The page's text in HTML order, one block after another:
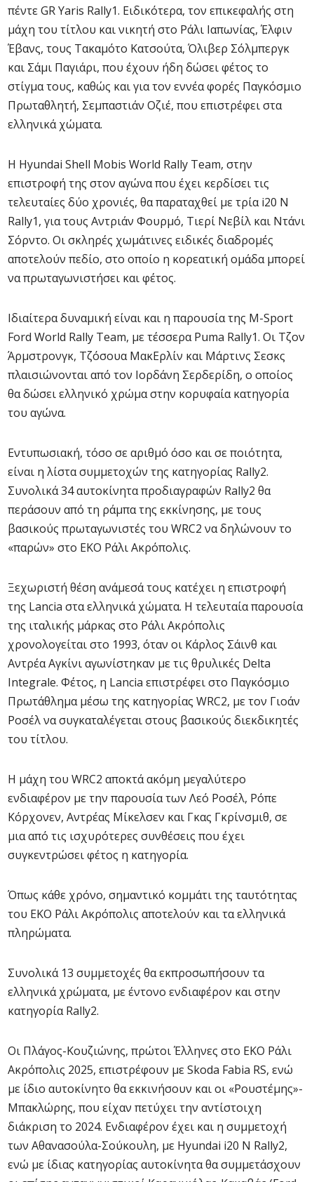
πέντε GR Yaris Rally1. Ειδικότερα, τον επικεφαλής στη
μάχη του τίτλου και νικητή στο Ράλι Ιαπωνίας, Έλφιν
Έβανς, τους Τακαμότο Κατσούτα, Όλιβερ Σόλμπεργκ
και Σάμι Παγιάρι, που έχουν ήδη δώσει φέτος το
στίγμα τους, καθώς και για τον εννέα φορές Παγκόσμιο
Πρωταθλητή, Σεμπαστιάν Οζιέ, που επιστρέφει στα
ελληνικά χώματα.
Η Hyundai Shell Mobis World Rally Team, στην
επιστροφή της στον αγώνα που έχει κερδίσει τις
τελευταίες δύο χρονιές, θα παραταχθεί με τρία i20 N
Rally1, για τους Αντριάν Φουρμό, Τιερί Νεβίλ και Ντάνι
Σόρντο. Οι σκληρές χωμάτινες ειδικές διαδρομές
αποτελούν πεδίο, στο οποίο η κορεατική ομάδα μπορεί
να πρωταγωνιστήσει και φέτος.
Ιδιαίτερα δυναμική είναι και η παρουσία της M-Sport
Ford World Rally Team, με τέσσερα Puma Rally1. Οι Τζον
Άρμστρονγκ, Τζόσουα ΜακΕρλίν και Μάρτινς Σεσκς
πλαισιώνονται από τον Ιορδάνη Σερδερίδη, ο οποίος
θα δώσει ελληνικό χρώμα στην κορυφαία κατηγορία
του αγώνα.
Εντυπωσιακή, τόσο σε αριθμό όσο και σε ποιότητα,
είναι η λίστα συμμετοχών της κατηγορίας Rally2.
Συνολικά 34 αυτοκίνητα προδιαγραφών Rally2 θα
περάσουν από τη ράμπα της εκκίνησης, με τους
βασικούς πρωταγωνιστές του WRC2 να δηλώνουν το
«παρών» στο EKO Ράλι Ακρόπολις.
Ξεχωριστή θέση ανάμεσά τους κατέχει η επιστροφή
της Lancia στα ελληνικά χώματα. Η τελευταία παρουσία
της ιταλικής μάρκας στο Ράλι Ακρόπολις
χρονολογείται στο 1993, όταν οι Κάρλος Σάινθ και
Αντρέα Αγκίνι αγωνίστηκαν με τις θρυλικές Delta
Integrale. Φέτος, η Lancia επιστρέφει στο Παγκόσμιο
Πρωτάθλημα μέσω της κατηγορίας WRC2, με τον Γιοάν
Ροσέλ να συγκαταλέγεται στους βασικούς διεκδικητές
του τίτλου.
Η μάχη του WRC2 αποκτά ακόμη μεγαλύτερο
ενδιαφέρον με την παρουσία των Λεό Ροσέλ, Ρόπε
Κόρχονεν, Αντρέας Μίκελσεν και Γκας Γκρίνσμιθ, σε
μια από τις ισχυρότερες συνθέσεις που έχει
συγκεντρώσει φέτος η κατηγορία.
Όπως κάθε χρόνο, σημαντικό κομμάτι της ταυτότητας
του EKO Ράλι Ακρόπολις αποτελούν και τα ελληνικά
πληρώματα.
Συνολικά 13 συμμετοχές θα εκπροσωπήσουν τα
ελληνικά χρώματα, με έντονο ενδιαφέρον και στην
κατηγορία Rally2.
Οι Πλάγος-Κουζιώνης, πρώτοι Έλληνες στο EKO Ράλι
Ακρόπολις 2025, επιστρέφουν με Skoda Fabia RS, ενώ
με ίδιο αυτοκίνητο θα εκκινήσουν και οι «Ρουστέμης»-
Μπακλώρης, που είχαν πετύχει την αντίστοιχη
διάκριση το 2024. Ενδιαφέρον έχει και η συμμετοχή
των Αθανασούλα-Σούκουλη, με Hyundai i20 N Rally2,
ενώ με ίδιας κατηγορίας αυτοκίνητα θα συμμετάσχουν